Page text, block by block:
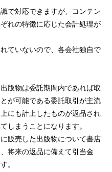
で対応できますが、コンテン
れの特徴に応じた会計処理が
ていないので、各会社独自で
版物は委託期間内であれば取
が可能である委託取引が主流
にも計上したものが返品され
しまうことになります。
販売した出版物について書店
将来の返品に備えて引当金
。